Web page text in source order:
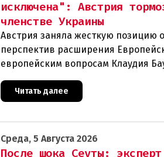
исключена": Австрия
членстве Украины
Австрия заняла жесткую позицию
перспектив расширения
европейским вопросам Клаудия
категорически исключила
присоединения
Читать далее
Среда, 5 Августа 2026
После шока Сеуты: